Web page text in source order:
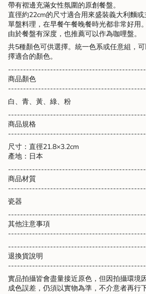
quantity
for
{{
product
}}",
"multiples_of"=>"Increments
{{
quantity
}}",
"minimum_of"=>"Minimum
{{
quantity
"maximum_of"=>"Maximum
of
{{
quantity
}}"}
帶有褶邊充滿女性氛圍的原創餐盤。
直徑約22cm的尺寸適合用來盛裝義大利麵
單盤料理，在早餐午餐晚餐時光都非常好用。
由於餐盤有深度，也推薦可以作為咖哩盤。
共5種顏色可供選擇。統一色系或任意組，
擇適合的顏色。
商品顏色
白、青、黃、綠、粉
商品規格
尺寸：直徑21.8×3.2cm
產地：日本
商品材質
瓷器
其他注意事項
退換貨說明
實品拍攝皆會盡量接近原色，但因拍攝環境
成色誤差，仍須以實物為準，不介意者再行下